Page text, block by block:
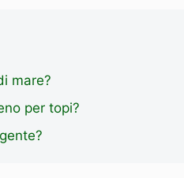
mare?
per topi?